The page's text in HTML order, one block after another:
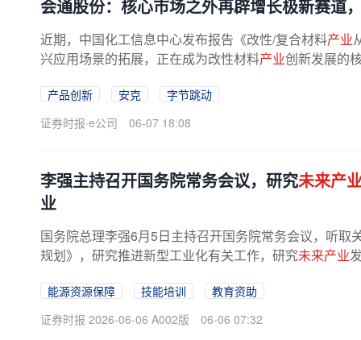
会通股份：核心市场之外再辟增长极新赛道
近期，中国化工信息中心发布报告《改性/复合材料产业
兴应用场景的拓展，正在成为改性材料产业创新发展的
产品创新 安克
字节跳动
证券时报·e公司
06-07 18:08
李强主持召开国务院常务会议，研究未来产
业
国务院总理李强6月5日主持召开国务院常务会议，听取
规划》，研究推进新型工业化有关工作，研究未来产业
能源资源保障 技能培训
教育资助
证券时报 2026-06-06 A002版
06-06 07:32